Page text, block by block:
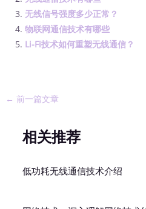
无线信号强度多少正常？
物联网通信技术有哪些
Li-Fi技术如何重塑无线通信？
← 前一篇文章
相关推荐
低功耗无线通信技术介绍